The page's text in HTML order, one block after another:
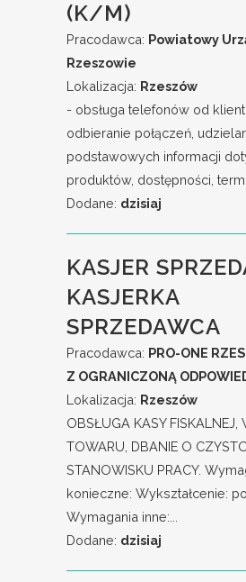
(K/M)
Pracodawca: Powiatowy
Rzeszowie
Lokalizacja: Rzeszów
- obsługa telefonów od
odbieranie połączeń,
podstawowych informacji
produktów, dostępności,
Dodane: dzisiaj
KASJER
KASJERKA
SPRZEDAWCA
Pracodawca: PRO-ONE
Z OGRANICZONĄ
Lokalizacja: Rzeszów
OBSŁUGA KASY FISKALNEJ,
TOWARU, DBANIE O
STANOWISKU PRACY.
konieczne: Wykształcenie:
Wymagania inne:...
Dodane: dzisiaj